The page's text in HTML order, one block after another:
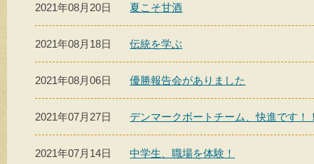
2021年08月20日 夏こそ甘酒
2021年08月18日 伝統を学ぶ
2021年08月06日 優勝報告会がありました
2021年07月27日 デンマークボートチーム、快進です！
2021年07月14日 中学生、職場を体験！